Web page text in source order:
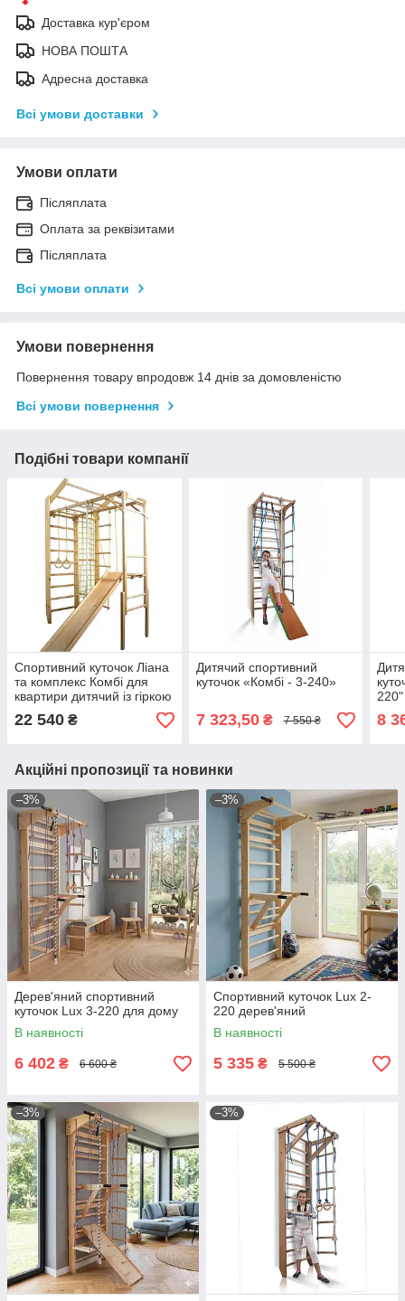
Доставка кур'єром
НОВА ПОШТА
Адресна доставка
Всі умови доставки
Умови оплати
Післяплата
Оплата за реквізитами
Післяплата
Всі умови оплати
Умови повернення
Повернення товару впродовж 14 днів за домовленістю
Всі умови повернення
Подібні товари компанії
Спортивний куточок Ліана
та комплекс Комбі для
квартири дитячий із гіркою
22 540 ₴
Дитячий спортивний
куточок «Комбі - 3-240»
7 323,50₴ 7 550 ₴
220"
8
Акційні пропозиції та новинки
–3%
Дерев'яний спортивний
куточок Lux 3-220 для дому
В наявності
6 402 ₴ 6 600 ₴
–3%
Спортивний куточок Lux 2-
220 дерев'яний
В наявності
5 335 ₴ 5 500 ₴
–3% –3%